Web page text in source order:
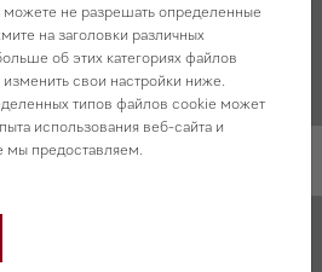
и характеристики
не разрешать определенные
на заголовки различных
об этих категориях файлов
свои настройки ниже.
типов файлов cookie может
использования веб-сайта и
мы предоставляем.